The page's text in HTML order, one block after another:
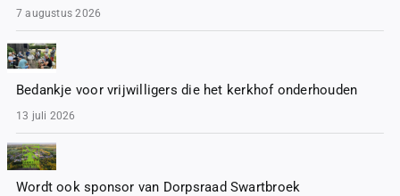
7 augustus 2026
Bedankje voor vrijwilligers die het kerkhof onderhouden
13 juli 2026
Wordt ook sponsor van Dorpsraad Swartbroek